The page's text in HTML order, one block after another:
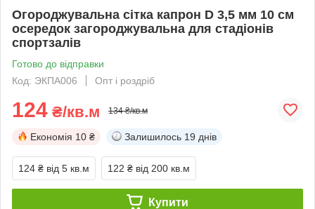
Огороджувальна сітка капрон D 3,5 мм 10 см
осередок загороджувальна для стадіонів
спортзалів
Готово до відправки
Код: ЭКПА006
Опт і роздріб
124 ₴/кв.м 134 ₴/кв.м
Економія 10 ₴ Залишилось 19 днів
124 ₴ від 5 кв.м 122 ₴ від 200 кв.м
Купити